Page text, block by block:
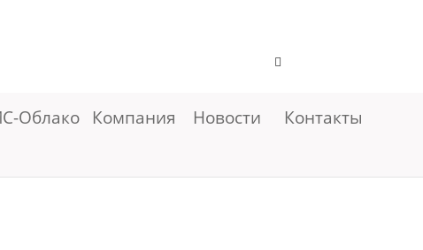
Облако Компания Новости Контакты